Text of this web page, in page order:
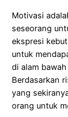
Motivasi
seseorang
ekspresi
untuk
di alam
Berdasarkan
yang
orang untuk